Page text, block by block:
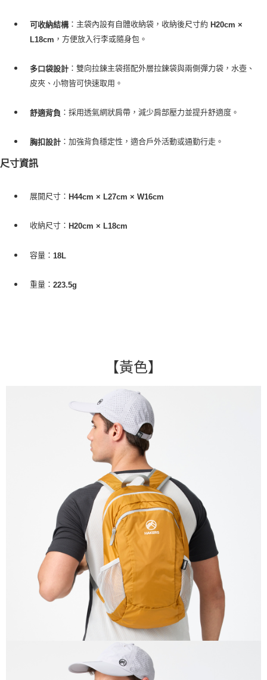
可收納結構 ：主袋內設有自體收納袋，收納後尺寸約 H20cm ×
L18cm ，方便放入行李或隨身包。
多口袋設計 ：雙向拉鍊主袋搭配外層拉鍊袋與兩側彈力袋，水壺、
皮夾、小物皆可快速取用。
舒適背負 ：採用透氣網狀肩帶，減少肩部壓力並提升舒適度。
胸扣設計 ：加強背負穩定性，適合戶外活動或通勤行走。
尺寸資訊
展開尺寸： H44cm × L27cm × W16cm
收納尺寸： H20cm × L18cm
容量： 18L
重量： 223.5g
【黃色】